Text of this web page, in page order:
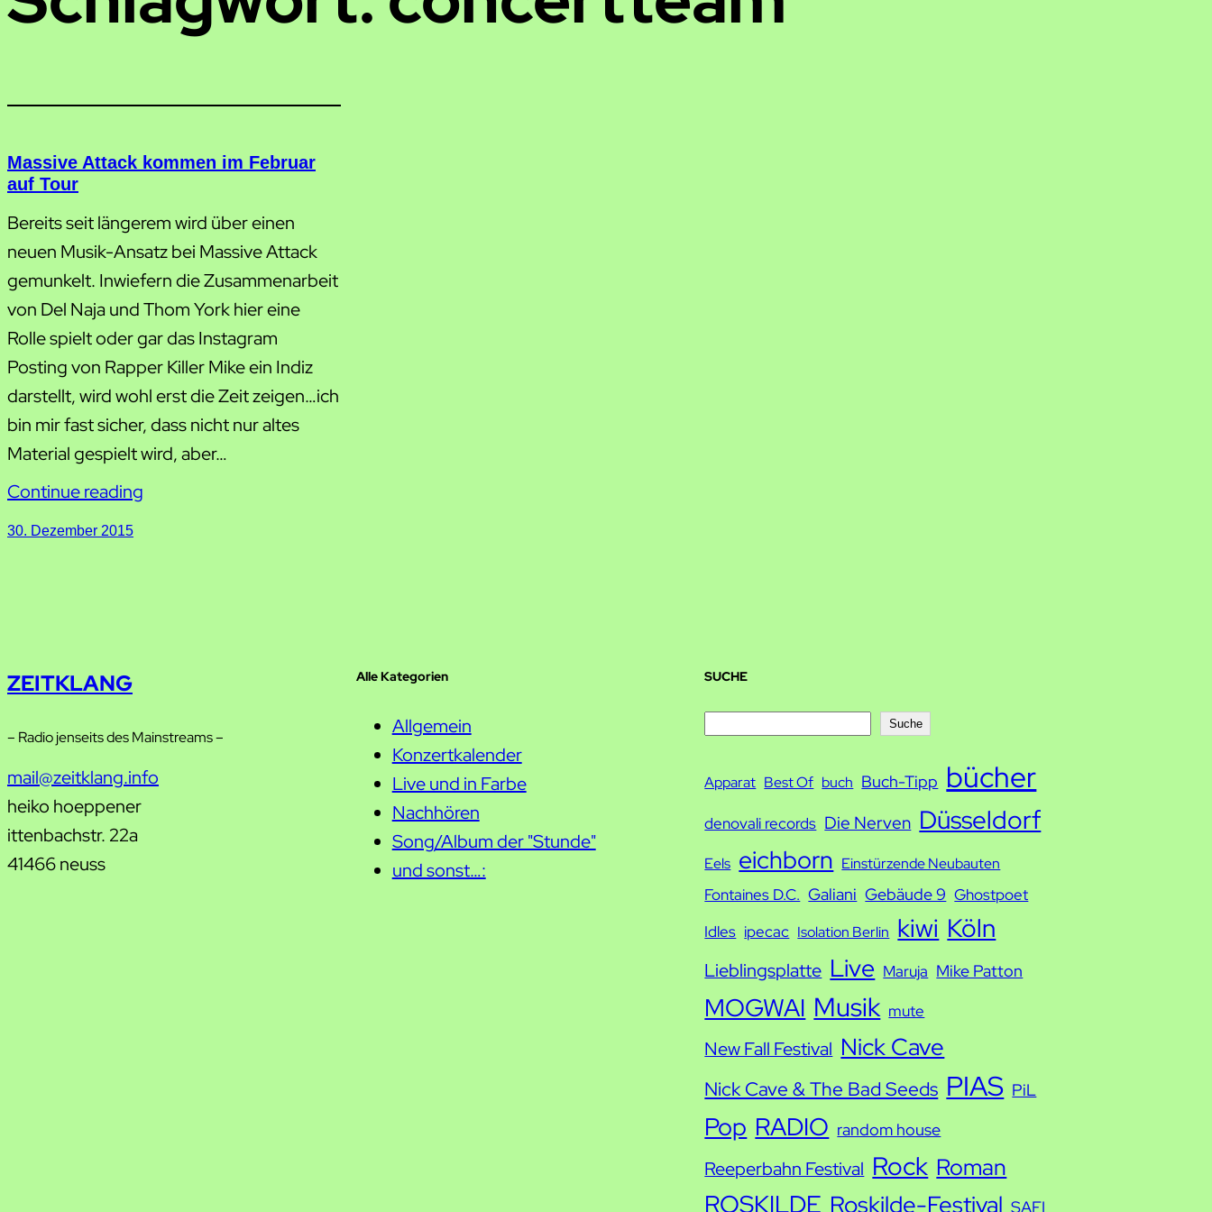
Massive Attack kommen im Februar
auf Tour
Bereits seit längerem wird über einen
neuen Musik-Ansatz bei Massive Attack
gemunkelt. Inwiefern die Zusammenarbeit
von Del Naja und Thom York hier eine
Rolle spielt oder gar das Instagram
Posting von Rapper Killer Mike ein Indiz
darstellt, wird wohl erst die Zeit zeigen…ich
bin mir fast sicher, dass nicht nur altes
Material gespielt wird, aber…
Continue reading
30. Dezember 2015
ZEITKLANG
– Radio jenseits des Mainstreams –
mail@zeitklang.info
heiko hoeppener
ittenbachstr. 22a
41466 neuss
Alle Kategorien
Allgemein
Konzertkalender
Live und in Farbe
Nachhören
Song/Album der "Stunde"
und sonst…:
SUCHE
c
Suche
Apparat Best Of buch Buch-Tipp bücher
denovali records Die Nerven Düsseldorf
Eels eichborn Einstürzende Neubauten
Fontaines D.C. Galiani Gebäude 9 Ghostpoet
Idles ipecac Isolation Berlin kiwi Köln
Lieblingsplatte Live Maruja Mike Patton
MOGWAI Musik mute
New Fall Festival Nick Cave
Nick Cave & The Bad Seeds PIAS PiL
Pop RADIO random house
Reeperbahn Festival Rock Roman
ROSKILDE Roskilde-Festival SAFI